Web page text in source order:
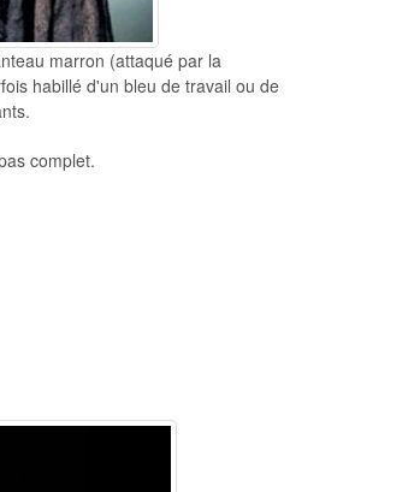
marron (attaqué par la
habillé d'un bleu de travail ou de
complet.